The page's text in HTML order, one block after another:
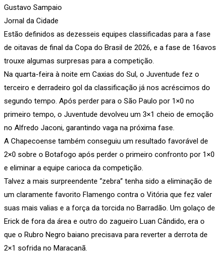
Gustavo Sampaio
Jornal da Cidade
Estão definidos as dezesseis equipes classificadas para a fase
de oitavas de final da Copa do Brasil de 2026, e a fase de 16avos
trouxe algumas surpresas para a competição.
Na quarta-feira à noite em Caxias do Sul, o Juventude fez o
terceiro e derradeiro gol da classificação já nos acréscimos do
segundo tempo. Após perder para o São Paulo por 1×0 no
primeiro tempo, o Juventude devolveu um 3×1 cheio de emoção
no Alfredo Jaconi, garantindo vaga na próxima fase.
A Chapecoense também conseguiu um resultado favorável de
2×0 sobre o Botafogo após perder o primeiro confronto por 1×0
e eliminar a equipe carioca da competição.
Talvez a mais surpreendente “zebra” tenha sido a eliminação de
um claramente favorito Flamengo contra o Vitória que fez valer
suas mais valias e a força da torcida no Barradão. Um golaço de
Erick de fora da área e outro do zagueiro Luan Cândido, era o
que o Rubro Negro baiano precisava para reverter a derrota de
2×1 sofrida no Maracanã.